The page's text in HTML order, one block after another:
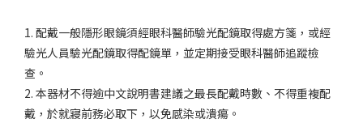
1. 配戴一般隱形眼鏡須經眼科醫師驗光配鏡取得處方箋，或經
驗光人員驗光配鏡取得配鏡單，並定期接受眼科醫師追蹤檢
查。
2. 本器材不得逾中文說明書建議之最長配戴時數、不得重複配
戴，於就寢前務必取下，以免感染或潰瘍。